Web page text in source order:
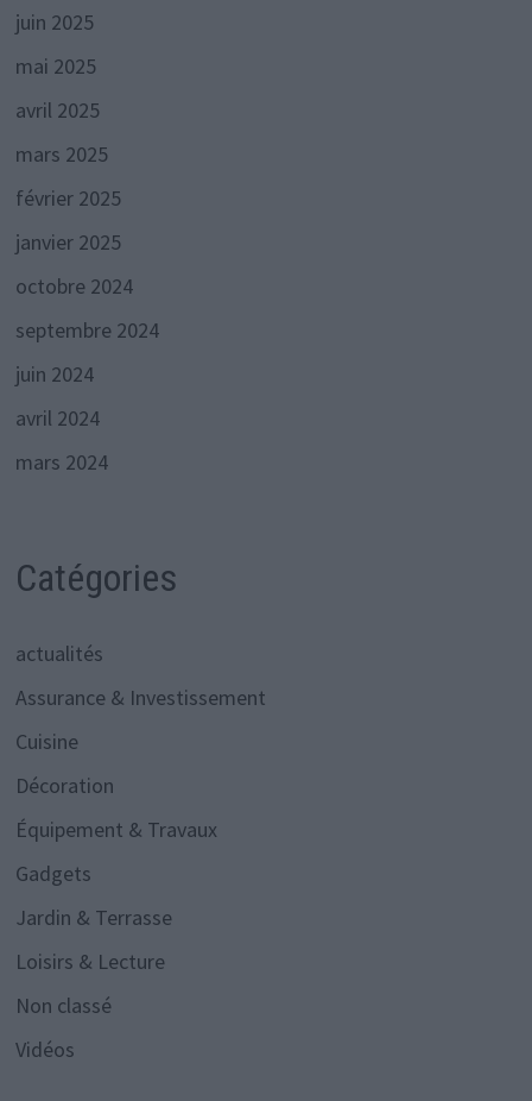
juin 2025
mai 2025
avril 2025
mars 2025
février 2025
janvier 2025
octobre 2024
septembre 2024
juin 2024
avril 2024
mars 2024
Catégories
actualités
Assurance & Investissement
Cuisine
Décoration
Équipement & Travaux
Gadgets
Jardin & Terrasse
Loisirs & Lecture
Non classé
Vidéos